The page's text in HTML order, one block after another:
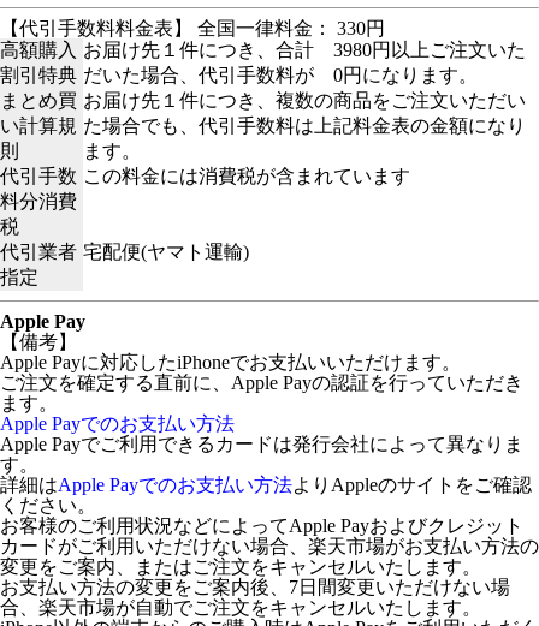
【代引手数料料金表】 全国一律料金： 330円
高額購入
割引特典
お届け先１件につき、合計 3980円以上ご注文いた
だいた場合、代引手数料が 0円になります。
まとめ買
い計算規
則
お届け先１件につき、複数の商品をご注文いただい
た場合でも、代引手数料は上記料金表の金額になり
ます。
代引手数
料分消費
税
この料金には消費税が含まれています
代引業者
指定
宅配便(ヤマト運輸)
Apple Pay
【備考】
Apple Payに対応したiPhoneでお支払いいただけます。
ご注文を確定する直前に、Apple Payの認証を行っていただき
ます。
Apple Payでのお支払い方法
Apple Payでご利用できるカードは発行会社によって異なりま
す。
詳細はApple Payでのお支払い方法よりAppleのサイトをご確認
ください。
お客様のご利用状況などによってApple Payおよびクレジット
カードがご利用いただけない場合、楽天市場がお支払い方法の
変更をご案内、またはご注文をキャンセルいたします。
お支払い方法の変更をご案内後、7日間変更いただけない場
合、楽天市場が自動でご注文をキャンセルいたします。